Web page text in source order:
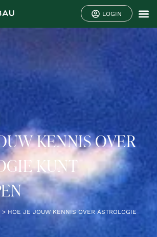
LOGIN
KENNIS OVER
KUNT
> HOE JE JOUW KENNIS OVER ASTROLOGIE